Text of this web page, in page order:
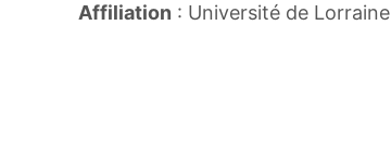
Affiliation : Université de Lorraine